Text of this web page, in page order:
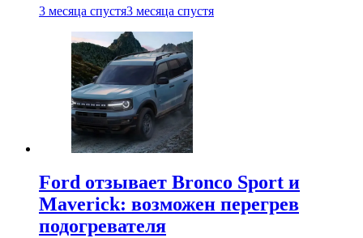
3 месяца спустя3 месяца спустя
Ford отзывает Bronco Sport и
Maverick: возможен перегрев
подогревателя